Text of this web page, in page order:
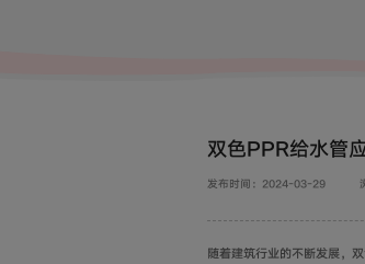
双色PPR给水管
发布时间：2024-03-29
随着建筑行业的不断发展，